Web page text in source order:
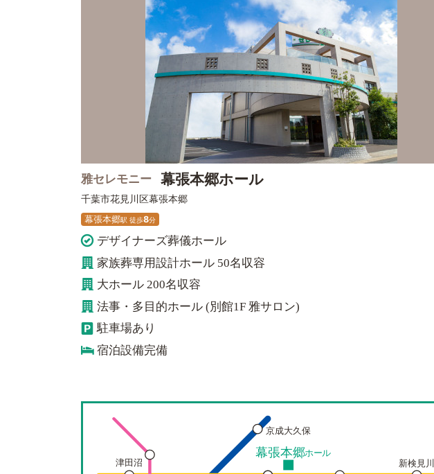
雅セレモニー 幕張本郷ホール
千葉市花見川区幕張本郷
幕張本郷駅徒歩8分
デザイナーズ葬儀ホール
家族葬専用設計ホール 50名収容
大ホール 200名収容
法事・多目的ホール (別館1F 雅サロン)
駐車場あり
宿泊設備完備
幕張本郷ホール
京成大久保
津田沼 新検見川